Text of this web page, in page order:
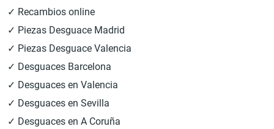
✓ Recambios online
✓ Piezas Desguace Madrid
✓ Piezas Desguace Valencia
✓ Desguaces Barcelona
✓ Desguaces en Valencia
✓ Desguaces en Sevilla
✓ Desguaces en A Coruña